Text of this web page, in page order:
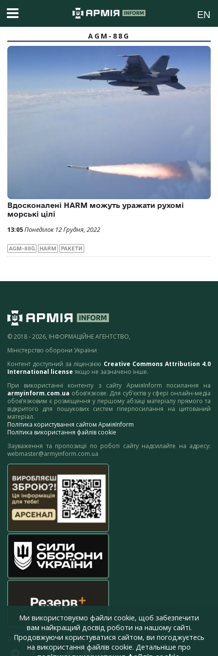
EN
AGM-88G
Вдосконалені HARM можуть уражати рухомі
морські цілі
13:05Понеділок 12 Грудня, 2022
AGM-88G HARM РАКЕТИ
© 2018 - 2026, ІНФОРМАЦІЙНЕ АГЕНТСТВО,
Міністерство оборони України
Контент доступний за ліцензією Creative Commons Attribution 4.0
International license якщо не зазначено інше.
При використанні контенту з сайту АрміяInform посилання на
armyinform.com.ua обов’язкове. Для суб’єктів у сфері онлайн-медіа
обов’язковим є розміщення у першому абзаці матеріалу прямого та
відкритого для пошукових систем гіперпосилання на цитований
матеріал.
Політика користування сайтом АрміяInform
Політика використання файлів cookie
Зауваження та пропозиції по роботі сайту надсилайте на адресу:
webmaster@armyinform.com.ua
press@armyinform.com.ua
Ми використовуємо файли cookie, щоб забезпечити
вам найкращий досвід роботи на нашому сайті.
Продовжуючи користуватися сайтом, ви погоджуєтесь
на використання файлів cookie. Детальніше про